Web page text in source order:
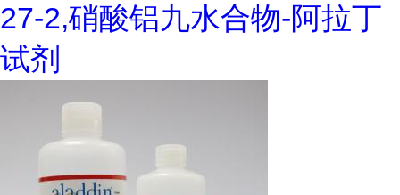
27-2,硝酸铝九水合物-阿拉丁
试剂